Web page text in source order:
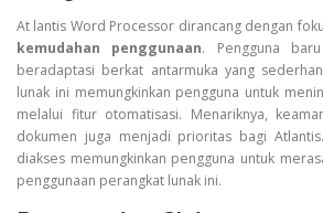
At lantis Word Processor dirancang dengan
kemudahan penggunaan. Pengguna
beradaptasi berkat antarmuka yang
lunak ini memungkinkan pengguna untuk
melalui fitur otomatisasi. Menariknya,
dokumen juga menjadi prioritas bagi
diakses memungkinkan pengguna untuk
penggunaan perangkat lunak ini.